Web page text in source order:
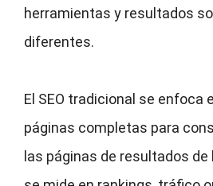
herramientas y resultados
diferentes.
El SEO tradicional se enfoca
páginas completas para
las páginas de resultados